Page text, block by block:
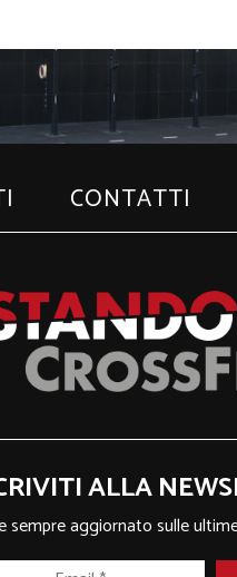
CONTATTI
ALLA
sempre aggiornato sulle